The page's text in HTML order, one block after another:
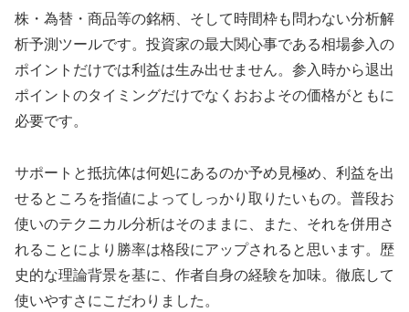
株・為替・商品等の銘柄、そして時間枠も問わない分析解
析予測ツールです。投資家の最大関心事である相場参入の
ポイントだけでは利益は生み出せません。参入時から退出
ポイントのタイミングだけでなくおおよその価格がともに
必要です。
サポートと抵抗体は何処にあるのか予め見極め、利益を出
せるところを指値によってしっかり取りたいもの。普段お
使いのテクニカル分析はそのままに、また、それを併用さ
れることにより勝率は格段にアップされると思います。歴
史的な理論背景を基に、作者自身の経験を加味。徹底して
使いやすさにこだわりました。